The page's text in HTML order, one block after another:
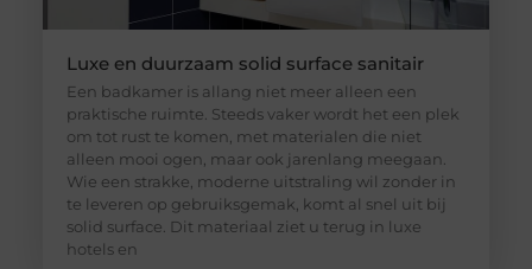
Luxe en duurzaam solid surface sanitair
Een badkamer is allang niet meer alleen een
praktische ruimte. Steeds vaker wordt het een plek
om tot rust te komen, met materialen die niet
alleen mooi ogen, maar ook jarenlang meegaan.
Wie een strakke, moderne uitstraling wil zonder in
te leveren op gebruiksgemak, komt al snel uit bij
solid surface. Dit materiaal ziet u terug in luxe
hotels en